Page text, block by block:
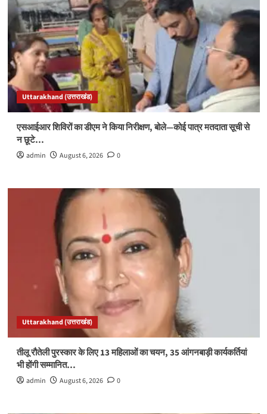
Uttarakhand (उत्तराखंड)
एसआईआर शिविरों का डीएम ने किया निरीक्षण, बोले—कोई पात्र मतदाता सूची से
न छूटे…
admin August 6, 2026 0
Uttarakhand (उत्तराखंड)
तीलू रौतेली पुरस्कार के लिए 13 महिलाओं का चयन, 35 आंगनबाड़ी कार्यकर्तियां
भी होंगी सम्मानित…
admin August 6, 2026 0